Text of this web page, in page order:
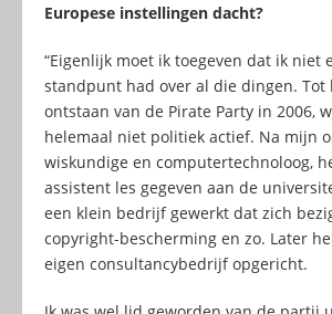
Europese instellingen dacht?
“Eigenlijk moet ik toegeven dat ik niet
standpunt had over al die dingen. Tot
ontstaan van de Pirate Party in 2006,
helemaal niet politiek actief. Na mijn
wiskundige en computertechnoloog,
assistent les gegeven aan de
een klein bedrijf gewerkt dat zich
copyright-bescherming en zo. Later
eigen consultancybedrijf opgericht.